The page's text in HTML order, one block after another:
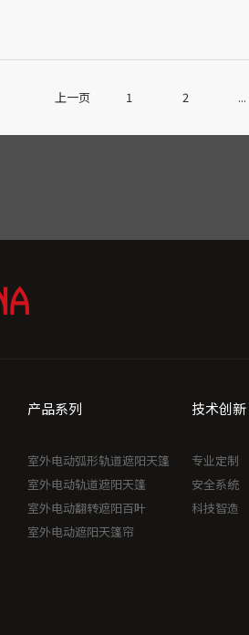
上一页 1 2 ...
产品系列
室外电动弧形轨道遮阳天篷
室外电动轨道遮阳天篷
室外电动翻转遮阳百叶
室外电动遮阳天篷帘
技术创新
专业定制
安全系统
科技智造